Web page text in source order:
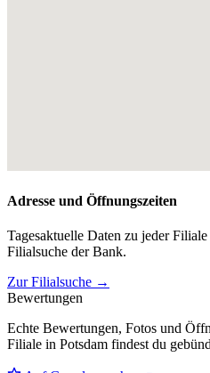
Adresse und Öffnungszeiten
Tagesaktuelle Daten zu jeder
Filialsuche der Bank.
Zur Filialsuche →
Bewertungen
Echte Bewertungen, Fotos und
Filiale in Potsdam findest du